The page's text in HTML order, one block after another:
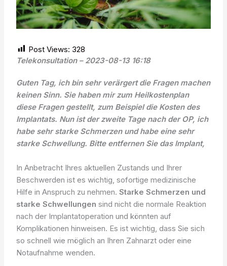
Post Views: 328
Telekonsultation – 2023-08-13 16:18
Guten Tag, ich bin sehr verärgert die Fragen machen
keinen Sinn. Sie haben mir zum Heilkostenplan
diese Fragen gestellt, zum Beispiel die Kosten des
Implantats. Nun ist der zweite Tage nach der OP, ich
habe sehr starke Schmerzen und habe eine sehr
starke Schwellung. Bitte entfernen Sie das Implant,
In Anbetracht Ihres aktuellen Zustands und Ihrer
Beschwerden ist es wichtig, sofortige medizinische
Hilfe in Anspruch zu nehmen.Starke Schmerzen und
starke Schwellungen sind nicht die normale Reaktion
nach der Implantatoperation und könnten auf
Komplikationen hinweisen. Es ist wichtig, dass Sie sich
so schnell wie möglich an Ihren Zahnarzt oder eine
Notaufnahme wenden.